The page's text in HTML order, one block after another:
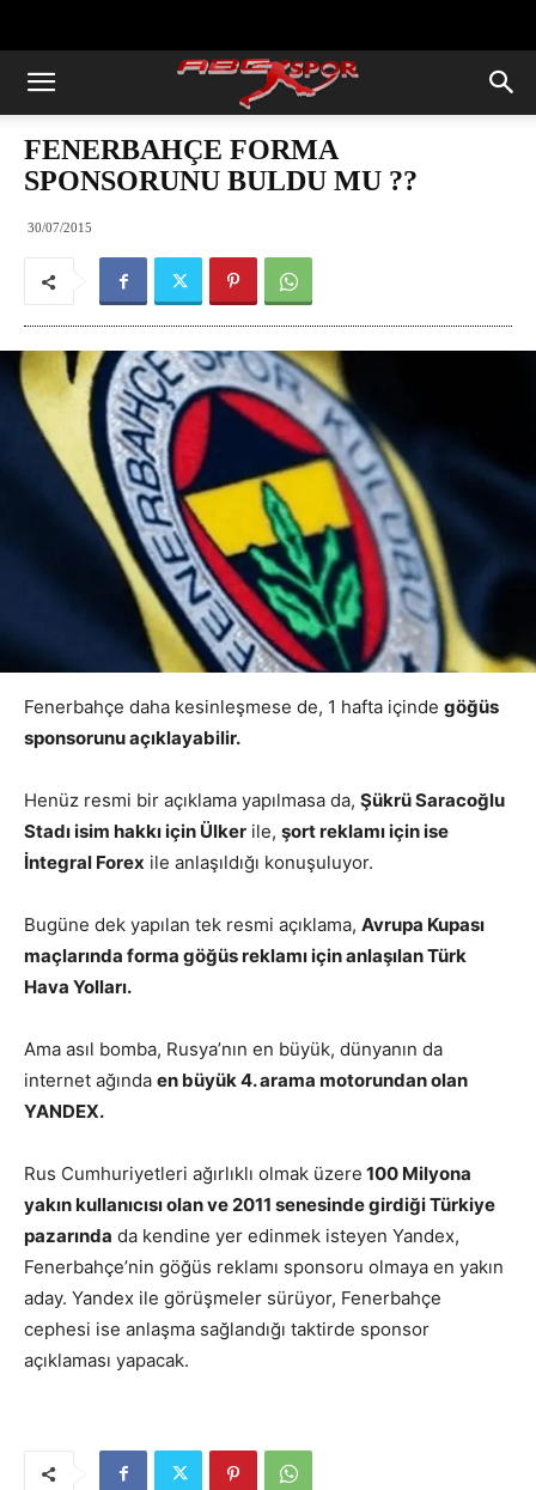
FENERBAHÇE FORMA
SPONSORUNU BULDU MU ??
30/07/2015
Fenerbahçe daha kesinleşmese de, 1 hafta içinde göğüs
sponsorunu açıklayabilir.
Henüz resmi bir açıklama yapılmasa da, Şükrü Saracoğlu
Stadı isim hakkı için Ülker ile, şort reklamı için ise
İntegral Forex ile anlaşıldığı konuşuluyor.
Bugüne dek yapılan tek resmi açıklama, Avrupa Kupası
maçlarında forma göğüs reklamı için anlaşılan Türk
Hava Yolları.
Ama asıl bomba, Rusya’nın en büyük, dünyanın da
internet ağında en büyük 4. arama motorundan olan
YANDEX.
Rus Cumhuriyetleri ağırlıklı olmak üzere 100 Milyona
yakın kullanıcısı olan ve 2011 senesinde girdiği Türkiye
pazarında da kendine yer edinmek isteyen Yandex,
Fenerbahçe’nin göğüs reklamı sponsoru olmaya en yakın
aday. Yandex ile görüşmeler sürüyor, Fenerbahçe
cephesi ise anlaşma sağlandığı taktirde sponsor
açıklaması yapacak.